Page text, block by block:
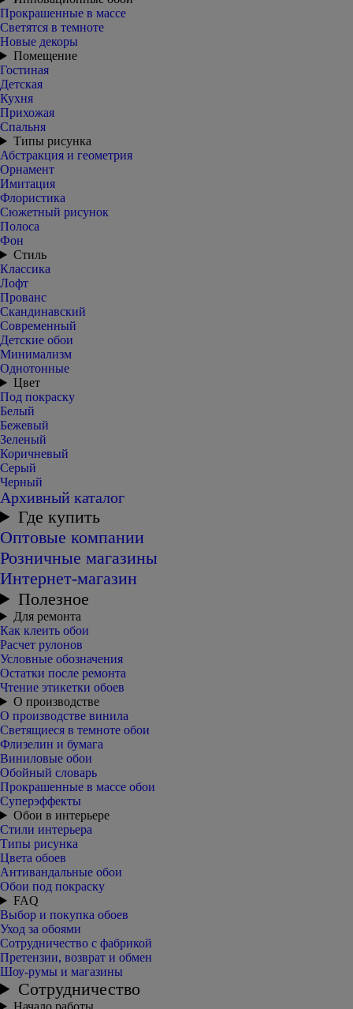
Прокрашенные в массе
Светятся в темноте
Новые декоры
Помещение
Гостиная
Детская
Кухня
Прихожая
Спальня
Типы рисунка
Абстракция и геометрия
Орнамент
Имитация
Флористика
Сюжетный рисунок
Полоса
Фон
Стиль
Классика
Лофт
Прованс
Скандинавский
Современный
Детские обои
Минимализм
Однотонные
Цвет
Под покраску
Белый
Бежевый
Зеленый
Коричневый
Серый
Черный
Архивный каталог
Где купить
Оптовые компании
Розничные магазины
Интернет-магазин
Полезное
Для ремонта
Как клеить обои
Расчет рулонов
Условные обозначения
Остатки после ремонта
Чтение этикетки обоев
О производстве
О производстве винила
Светящиеся в темноте обои
Флизелин и бумага
Виниловые обои
Обойный словарь
Прокрашенные в массе обои
Суперэффекты
Обои в интерьере
Стили интерьера
Типы рисунка
Цвета обоев
Антивандальные обои
Обои под покраску
FAQ
Выбор и покупка обоев
Уход за обоями
Сотрудничество с фабрикой
Претензии, возврат и обмен
Шоу-румы и магазины
Сотрудничество
Начало работы